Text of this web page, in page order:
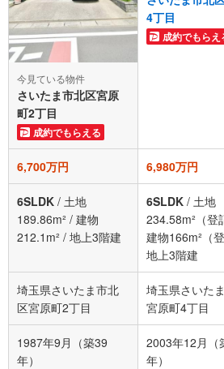
今見ている物件
さいたま市北区宮原
町2丁目
成約でもらえる
4丁目
成約でもらえ
6,700万円 6,980万円
6SLDK / 土地
189.86m² / 建物
212.1m² / 地上3階建
6SLDK / 土地
234.58m²（登
建物166m²（登
地上3階建
埼玉県さいたま市北
区宮原町2丁目
埼玉県さいた
宮原町4丁目
1987年9月（築39
年）
2003年12月（
年）